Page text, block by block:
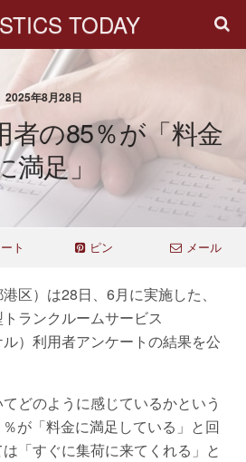
TODAY
2025年8月28日
者の85％が「料金
満足」
ト ピン メール
区）は28日、6月に実施した、
ランクルームサービス
ル）利用者アンケートの結果を公
どのように感じているかという
が「料金に満足している」と回
「すぐに集荷に来てくれる」と